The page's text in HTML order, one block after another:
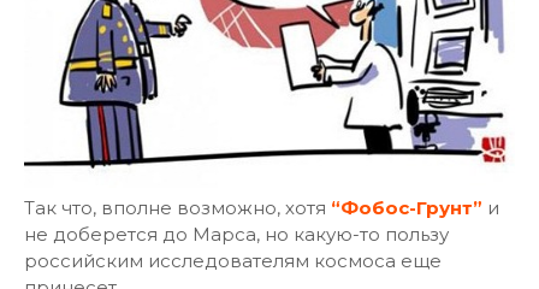
Так что, вполне возможно, хотя “Фобос-Грунт” и
не доберется до Марса, но какую-то пользу
российским исследователям космоса еще